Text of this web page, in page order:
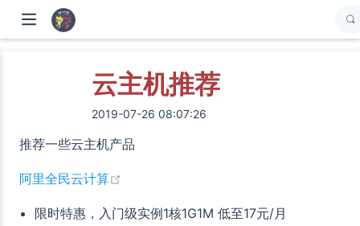
云主机推荐
2019-07-26 08:07:26
推荐一些云主机产品
阿里全民云计算
限时特惠，入门级实例1核1G1M 低至17元/月